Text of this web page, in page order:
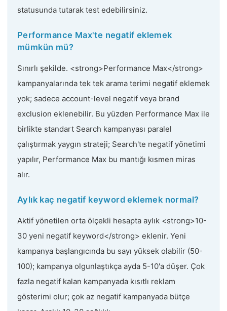
statusunda tutarak test edebilirsiniz.
Performance Max'te negatif eklemek
mümkün mü?
Sınırlı şekilde. <strong>Performance Max</strong>
kampanyalarında tek tek arama terimi negatif eklemek
yok; sadece account-level negatif veya brand
exclusion eklenebilir. Bu yüzden Performance Max ile
birlikte standart Search kampanyası paralel
çalıştırmak yaygın strateji; Search'te negatif yönetimi
yapılır, Performance Max bu mantığı kısmen miras
alır.
Aylık kaç negatif keyword eklemek normal?
Aktif yönetilen orta ölçekli hesapta aylık <strong>10-
30 yeni negatif keyword</strong> eklenir. Yeni
kampanya başlangıcında bu sayı yüksek olabilir (50-
100); kampanya olgunlaştıkça ayda 5-10'a düşer. Çok
fazla negatif kalan kampanyada kısıtlı reklam
gösterimi olur; çok az negatif kampanyada bütçe